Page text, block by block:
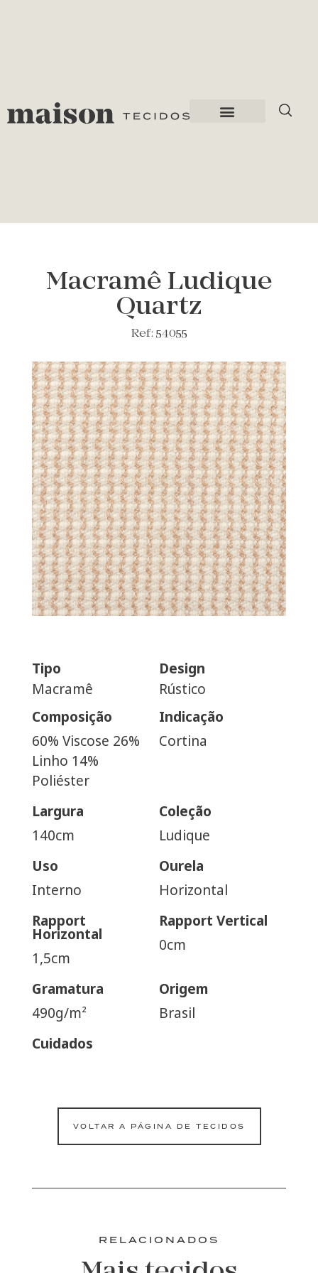
Macramê Ludique
Quartz
Ref: 54055
Tipo
Macramê
Design
Rústico
Composição
60% Viscose 26%
Linho 14%
Poliéster
Indicação
Cortina
Largura
140cm
Coleção
Ludique
Uso
Interno
Ourela
Horizontal
Rapport
Horizontal
1,5cm
Rapport Vertical
0cm
Gramatura
490g/m²
Origem
Brasil
Cuidados
VOLTAR A PÁGINA DE TECIDOS
RELACIONADOS